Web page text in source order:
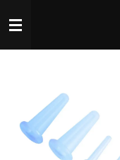
to
main